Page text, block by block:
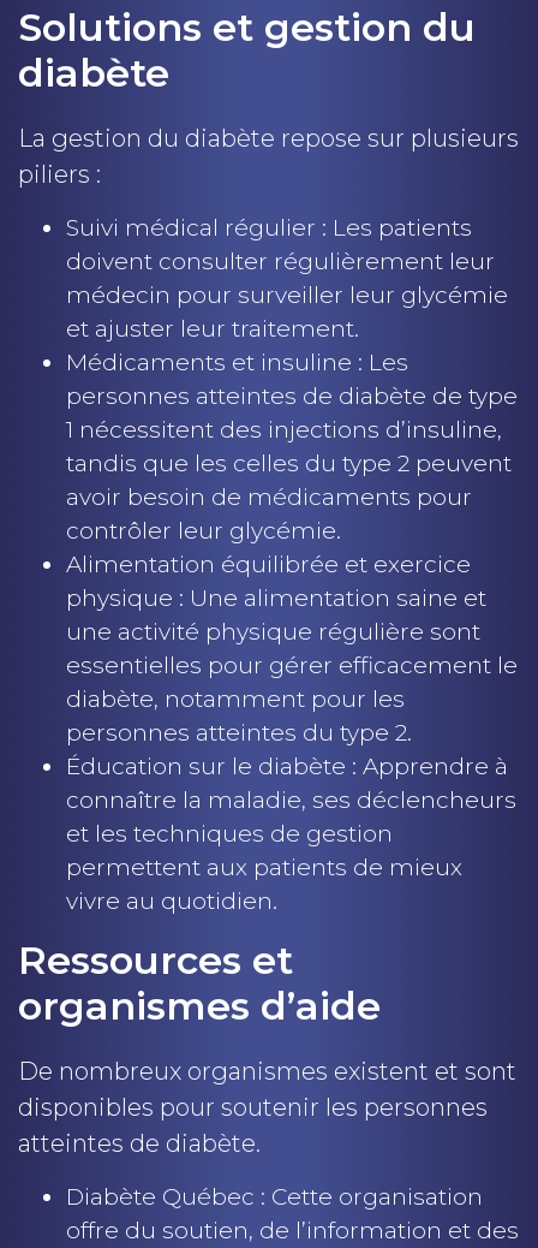
Solutions et gestion du
diabète
La gestion du diabète repose sur plusieurs
piliers :
Suivi médical régulier : Les patients
doivent consulter régulièrement leur
médecin pour surveiller leur glycémie
et ajuster leur traitement.
Médicaments et insuline : Les
personnes atteintes de diabète de type
1 nécessitent des injections d’insuline,
tandis que les celles du type 2 peuvent
avoir besoin de médicaments pour
contrôler leur glycémie.
Alimentation équilibrée et exercice
physique : Une alimentation saine et
une activité physique régulière sont
essentielles pour gérer efficacement le
diabète, notamment pour les
personnes atteintes du type 2.
Éducation sur le diabète : Apprendre à
connaître la maladie, ses déclencheurs
et les techniques de gestion
permettent aux patients de mieux
vivre au quotidien.
Ressources et
organismes d’aide
De nombreux organismes existent et sont
disponibles pour soutenir les personnes
atteintes de diabète.
Diabète Québec : Cette organisation
offre du soutien, de l’information et des